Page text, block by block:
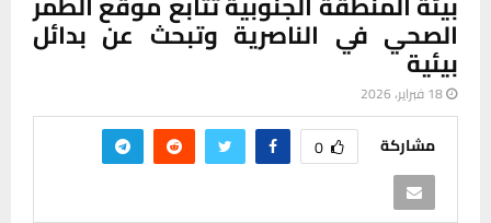
الصحي في الناصرية وتبحث عن بدائل
بيئية
18 فبراير، 2026
مشاركة 0